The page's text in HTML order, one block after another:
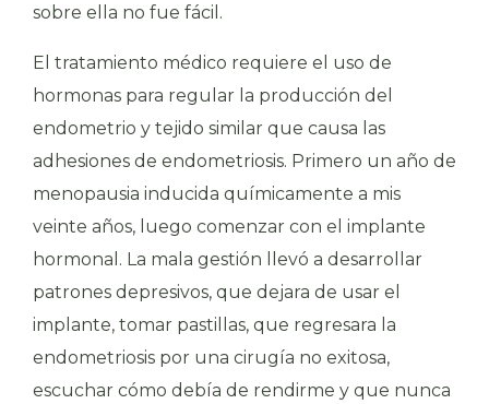
sobre ella no fue fácil.
El tratamiento médico requiere el uso de
hormonas para regular la producción del
endometrio y tejido similar que causa las
adhesiones de endometriosis. Primero un año de
menopausia inducida químicamente a mis
veinte años, luego comenzar con el implante
hormonal. La mala gestión llevó a desarrollar
patrones depresivos, que dejara de usar el
implante, tomar pastillas, que regresara la
endometriosis por una cirugía no exitosa,
escuchar cómo debía de rendirme y que nunca